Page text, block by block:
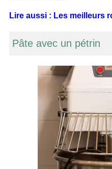
Lire aussi : Les meilleurs
Pâte avec un pétrin